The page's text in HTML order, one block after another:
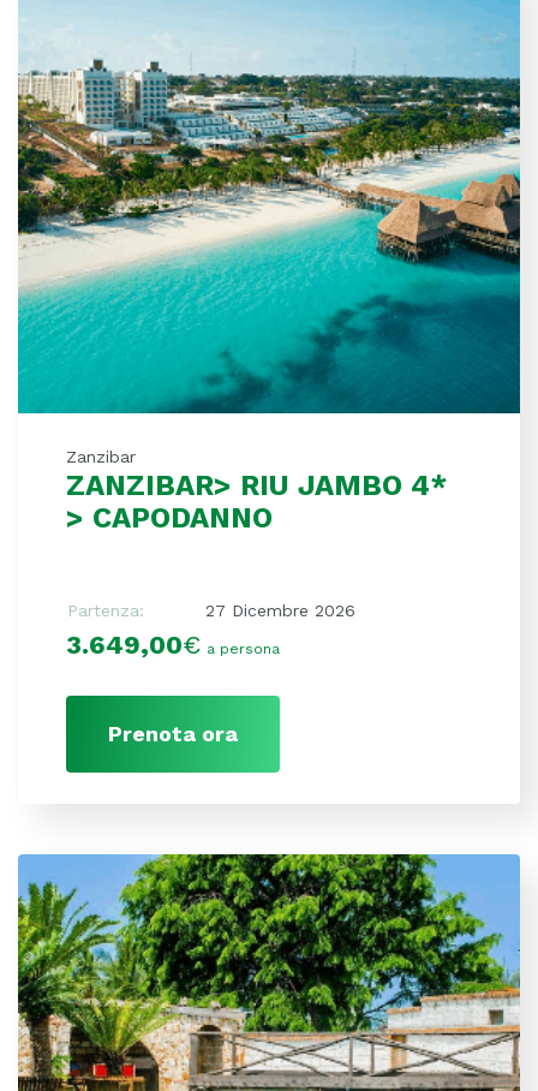
Zanzibar
ZANZIBAR> RIU JAMBO 4*
> CAPODANNO
Partenza: 27 Dicembre 2026
3.649,00€ a persona
Prenota ora